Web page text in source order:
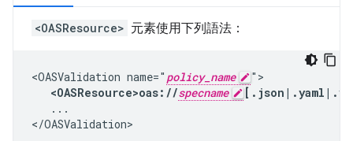
<OASResource> 元素使用下列語法：
<OASValidation name=" policy_name
">
<OASResource>oas://specname
   ...
</OASValidation>